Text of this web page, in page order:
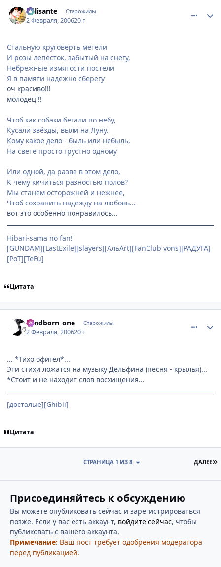
Milisante Старожилы
2 Февраля, 200620 г
Стальную круговерть метели
И розы лепесток, забытый на снегу,
Небрежные измятости постели
Я в памяти надёжно сберегу
оч красиво!!!
молодец!!!
Чтоб как собаки бегали по небу,
Кусали звёзды, выли на Луну.
Кому какое дело - быль или небыль,
На свете просто грустно одному
Или одной, да разве в этом дело,
К чему кичиться разностью полов?
Мы станем осторожней и нежнее,
Чтоб сохранить надежду на любовь...
вот это особенно понравилось...
Hibari-sama no fan!
[GUNDAM][LastExile][slayers][АльArt][FanClub vons][РАДУГА]
[PoT][TeFu]
Цитата
windborn_one Старожилы
2 Февраля, 200620 г
... *Тихо офигел*...
Эти стихи ложатся на музыку Дельфина (песня - крылья)...
*Стоит и не находит слов восхищения...
[досталые][Ghibli]
Цитата
ДАЛЕЕ
СТРАНИЦА 1 ИЗ 8
Присоединяйтесь к обсуждению
Вы можете опубликовать сейчас и зарегистрироваться
позже. Если у вас есть аккаунт, войдите сейчас, чтобы
публиковать с вашего аккаунта.
Примечание: Ваш пост требует одобрения модератора
перед публикацией.